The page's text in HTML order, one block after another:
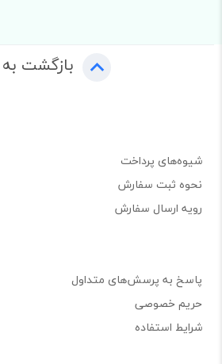
بازگشت به
شیوه‌های پرداخت
نحوه ثبت سفارش
رویه ارسال سفارش
پاسخ به پرسش‌های متداول
حریم خصوصی
شرایط استفاده